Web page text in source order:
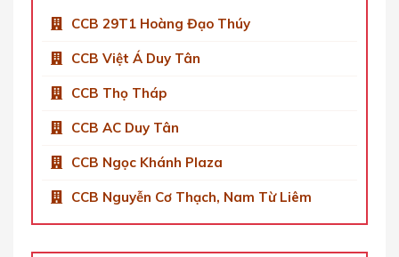
CCB 29T1 Hoàng Đạo Thúy
CCB Việt Á Duy Tân
CCB Thọ Tháp
CCB AC Duy Tân
CCB Ngọc Khánh Plaza
CCB Nguyễn Cơ Thạch, Nam Từ Liêm